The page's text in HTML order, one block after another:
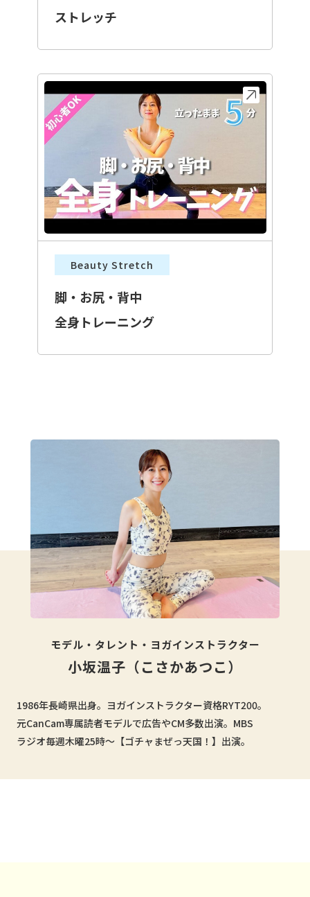
ストレッチ
Beauty Stretch
脚・お尻・背中
全身トレーニング
モデル・タレント・ヨガインストラクター
小坂温子（こさかあつこ）
1986年⾧崎県出身。ヨガインストラクター資格RYT200。
元CanCam専属読者モデルで広告やCM多数出演。MBS
ラジオ毎週木曜25時～【ゴチャまぜっ天国！】出演。